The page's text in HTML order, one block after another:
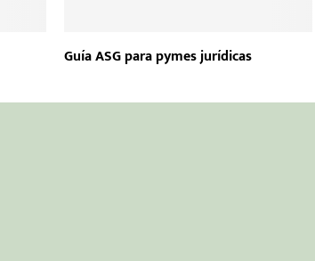
Guía ASG para pymes jurídicas